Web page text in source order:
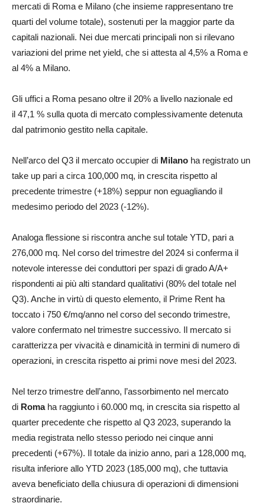
mercati di Roma e Milano (che insieme rappresentano tre
quarti del volume totale), sostenuti per la maggior parte da
capitali nazionali. Nei due mercati principali non si rilevano
variazioni del prime net yield, che si attesta al 4,5% a Roma e
al 4% a Milano.
Gli uffici a Roma pesano oltre il 20% a livello nazionale ed
il 47,1 % sulla quota di mercato complessivamente detenuta
dal patrimonio gestito nella capitale.
Nell’arco del Q3 il mercato occupier di Milano ha registrato un
take up pari a circa 100,000 mq, in crescita rispetto al
precedente trimestre (+18%) seppur non eguagliando il
medesimo periodo del 2023 (-12%).
Analoga flessione si riscontra anche sul totale YTD, pari a
276,000 mq. Nel corso del trimestre del 2024 si conferma il
notevole interesse dei conduttori per spazi di grado A/A+
rispondenti ai più alti standard qualitativi (80% del totale nel
Q3). Anche in virtù di questo elemento, il Prime Rent ha
toccato i 750 €/mq/anno nel corso del secondo trimestre,
valore confermato nel trimestre successivo. Il mercato si
caratterizza per vivacità e dinamicità in termini di numero di
operazioni, in crescita rispetto ai primi nove mesi del 2023.
Nel terzo trimestre dell’anno, l’assorbimento nel mercato
di Romaha raggiunto i 60.000 mq, in crescita sia rispetto al
quarter precedente che rispetto al Q3 2023, superando la
media registrata nello stesso periodo nei cinque anni
precedenti (+67%). Il totale da inizio anno, pari a 128,000 mq,
risulta inferiore allo YTD 2023 (185,000 mq), che tuttavia
aveva beneficiato della chiusura di operazioni di dimensioni
straordinarie.